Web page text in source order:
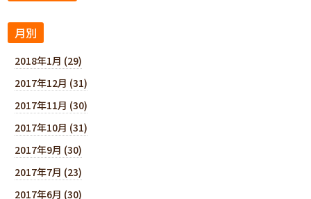
月別
2018年1月 (29)
2017年12月 (31)
2017年11月 (30)
2017年10月 (31)
2017年9月 (30)
2017年7月 (23)
2017年6月 (30)